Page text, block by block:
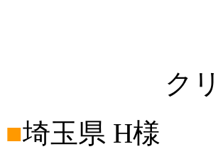
ク
■埼玉県 H様